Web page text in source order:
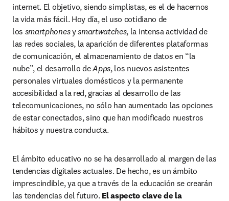
internet. El objetivo, siendo simplistas, es el de hacernos
la vida más fácil. Hoy día, el uso cotidiano de
los smartphones y smartwatches, la intensa actividad de
las redes sociales, la aparición de diferentes plataformas
de comunicación, el almacenamiento de datos en “la
nube”, el desarrollo de Apps, los nuevos asistentes
personales virtuales domésticos y la permanente
accesibilidad a la red, gracias al desarrollo de las
telecomunicaciones, no sólo han aumentado las opciones
de estar conectados, sino que han modificado nuestros
hábitos y nuestra conducta.
El ámbito educativo no se ha desarrollado al margen de las
tendencias digitales actuales. De hecho, es un ámbito
imprescindible, ya que a través de la educación se crearán
las tendencias del futuro. El aspecto clave de la